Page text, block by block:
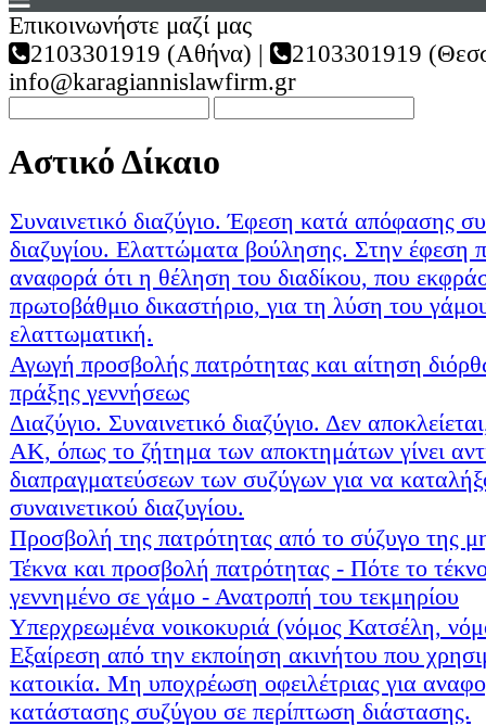
Επικοινωνήστε μαζί μας
2103301919 (Αθήνα) |
2103301919
info@karagiannislawfirm.gr
Αστικό Δίκαιο
Συναινετικό διαζύγιο. Έφεση κατά απόφασης
διαζυγίου. Ελαττώματα βούλησης. Στην έφεση
αναφορά ότι η θέληση του διαδίκου, που
πρωτοβάθμιο δικαστήριο, για τη λύση του
ελαττωματική.
Αγωγή προσβολής πατρότητας και αίτηση
πράξης γεννήσεως
Διαζύγιο. Συναινετικό διαζύγιο. Δεν
ΑΚ, όπως το ζήτημα των αποκτημάτων γίνει
διαπραγματεύσεων των συζύγων για να
συναινετικού διαζυγίου.
Προσβολή της πατρότητας από το σύζυγο της
Τέκνα και προσβολή πατρότητας - Πότε το
γεννημένο σε γάμο - Ανατροπή του τεκμηρίου
Υπερχρεωμένα νοικοκυριά (νόμος Κατσέλη,
Εξαίρεση από την εκποίηση ακινήτου που
κατοικία. Μη υποχρέωση οφειλέτριας για
κατάστασης συζύγου σε περίπτωση διάστασης.